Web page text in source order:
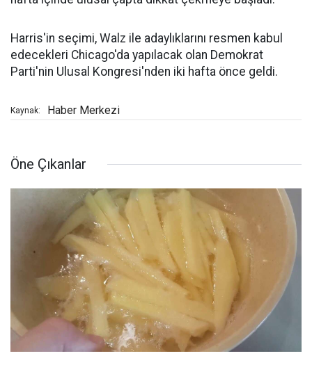
Harris'in seçimi, Walz ile adaylıklarını resmen kabul
edecekleri Chicago'da yapılacak olan Demokrat
Parti'nin Ulusal Kongresi'nden iki hafta önce geldi.
Kaynak: Haber Merkezi
Öne Çıkanlar